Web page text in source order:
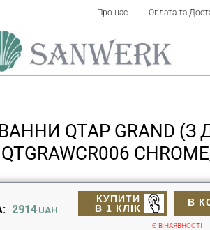
Про нас Оплата та
QTAP GRAND
2914 UAH
В
КУПИТИ
В 1 КЛІК
Є В НАЯВНОСТІ